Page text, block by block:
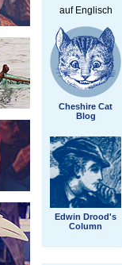
auf Englisch
Cheshire Cat
Blog
Edwin Drood's
Column